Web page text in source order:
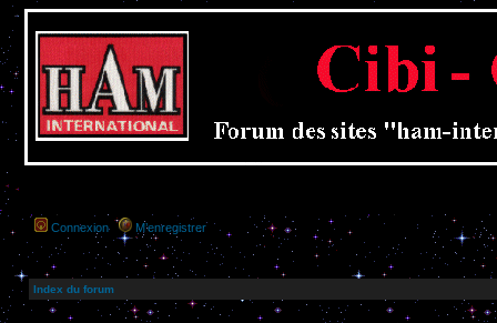
Connexion M’enregistrer
Index du forum